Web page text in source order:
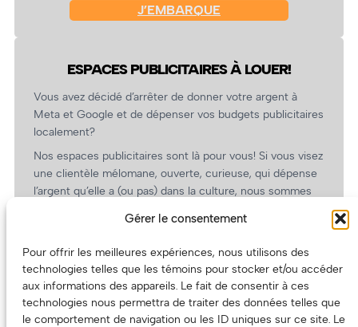
Gérer le consentement
Pour offrir les meilleures expériences, nous utilisons des
technologies telles que les témoins pour stocker et/ou accéder
aux informations des appareils. Le fait de consentir à ces
technologies nous permettra de traiter des données telles que
le comportement de navigation ou les ID uniques sur ce site. Le
J’EMBARQUE
ESPACES PUBLICITAIRES À LOUER!
Vous avez décidé d’arrêter de donner votre argent à
Meta et Google et de dépenser vos budgets publicitaires
localement?
Nos espaces publicitaires sont là pour vous! Si vous visez
une clientèle mélomane, ouverte, curieuse, qui dépense
l’argent qu’elle a (ou pas) dans la culture, nous sommes
revient.
(Oui, on va avoir des tarifs spéciaux pour vous, les
artistes!)